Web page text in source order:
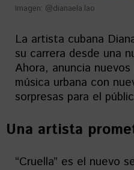
Imagen: @dianaela.lao
La artista cubana
su carrera desde una
Ahora, anuncia
música urbana con
sorpresas para el
Una artista
“Cruella” es el nuevo